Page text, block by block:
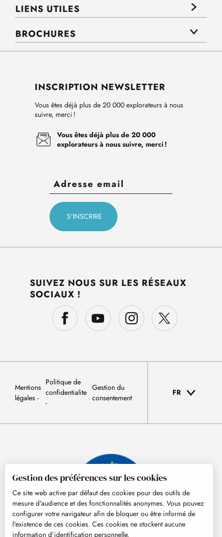
LIENS UTILES
BROCHURES
INSCRIPTION NEWSLETTER
Vous êtes déjà plus de 20 000 explorateurs à nous
suivre, merci !
Vous êtes déjà plus de 20 000
explorateurs à nous suivre, merci !
SUIVEZ NOUS SUR LES RÉSEAUX
SOCIAUX !
Mentions
légales
Politique de
confidentialite
Gestion du
consentement
FR
Gestion des préférences sur les cookies
Ce site web active par défaut des cookies pour des outils de
mesure d'audience et des fonctionnalités anonymes. Vous pouvez
configurer votre navigateur afin de bloquer ou être informé de
l'existence de ces cookies. Ces cookies ne stockent aucune
information d’identification personnelle.